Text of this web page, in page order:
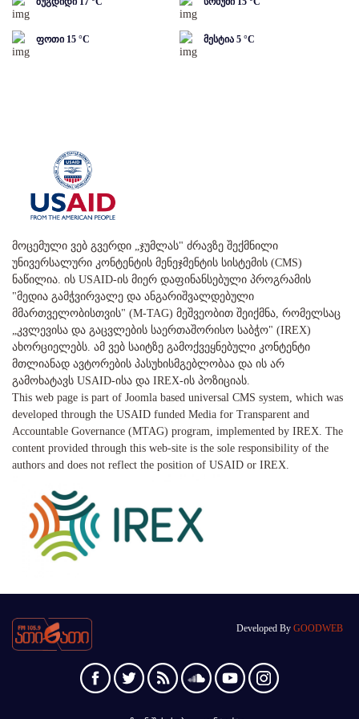
ფოთი 15 °C მესტია 5 °C
მოცემული ვებ გვერდი „ჯუმლას" ძრავზე შექმნილი
უნივერსალური კონტენტის მენეჯმენტის სისტემის (CMS)
ნაწილია. ის USAID-ის მიერ დაფინანსებული პროგრამის
"მედია გამჭვირვალე და ანგარიშვალდებული
მმართველობისთვის" (M-TAG) მეშვეობით შეიქმნა, რომელსაც
„კვლევისა და გაცვლების საერთაშორისო საბჭო" (IREX)
ახორციელებს. ამ ვებ საიტზე გამოქვეყნებული კონტენტი
მთლიანად ავტორების პასუხისმგებლობაა და ის არ
გამოხატავს USAID-ისა და IREX-ის პოზიციას.
This web page is part of Joomla based universal CMS system, which was
developed through the USAID funded Media for Transparent and
Accountable Governance (MTAG) program, implemented by IREX. The
content provided through this web-site is the sole responsibility of the
authors and does not reflect the position of USAID or IREX.
Developed By GOODWEB